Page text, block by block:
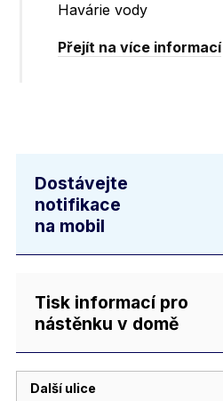
Havárie vody
Přejít na více informací
Dostávejte
notifikace
na mobil
Tisk informací pro
nástěnku v domě
Další ulice